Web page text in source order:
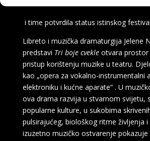
i time potvrdila status istinskog
Libreto i muzička dramaturgija Jelene
predstavi Tri boje cvekle otvara prostor
pristup korištenju muzike u teatru.
kao „opera za vokalno-instrumentalni
elektroniku i kućne aparate“ . U
ova drama razvija u stvarnom svijetu,
popularne kulture, u sukobima
pulsirajućeg, biološkog ritme življenja
izuzetno muzičko ostvarenje pokazuje